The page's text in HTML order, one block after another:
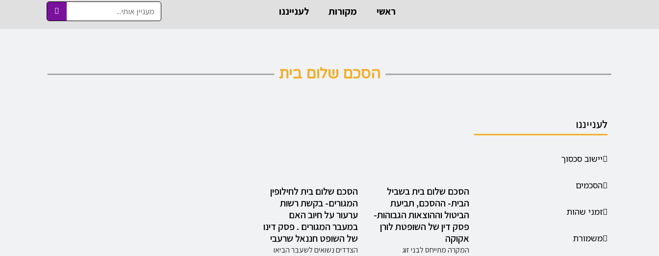
ראשי מקורות לענייננו
הסכם שלום בית
לענייננו
יישוב סכסוך
הסכמים
זמני שהות
משמורת
הסכם שלום בית בשביל
הבית- ההסכם, תביעת
הביטול וההוצאות הגבוהות-
פסק דין של השופטת לורן
אקוקה
המקרה מתייחס לבני זוג
הסכם שלום בית לחילופין
המגורים- בקשת רשות
ערעור על חיוב האם
במעבר המגורים . פסק דינו
של השופט חננאל שרעבי
הצדדים נשואים לשעבר הביאו